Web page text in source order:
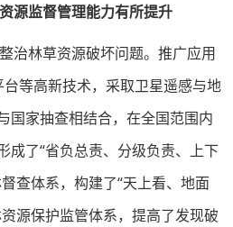
源监督管理能力有所提升
治林草资源破坏问题。推广应用
等高新技术，采取卫星遥感与地
国家抽查相结合，在全国范围内
成了“省负总责、分级负责、上下
查体系，构建了“天上看、地面
源保护监管体系，提高了发现破